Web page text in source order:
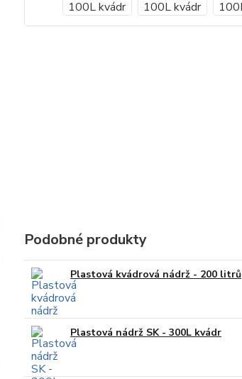
Podobné produkty
Plastová kvádrová nádrž - 200 litrů
Plastová nádrž SK - 300L kvádr